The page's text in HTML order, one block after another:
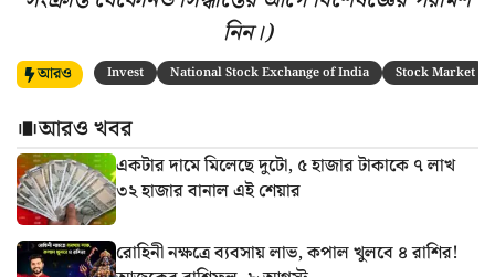
নিন।)
আরও Invest National Stock Exchange of India Stock Market
আরও খবর
একটার দামে মিলেছে দুটো, ৫ হাজার টাকাকে ৭ লাখ
৩২ হাজার বানাল এই শেয়ার
রোহিনী নক্ষত্রে ব্যবসায় লাভ, কপাল খুলবে ৪ রাশির!